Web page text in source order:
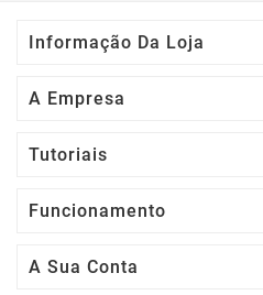
Informação Da Loja
A Empresa
Tutoriais
Funcionamento
A Sua Conta